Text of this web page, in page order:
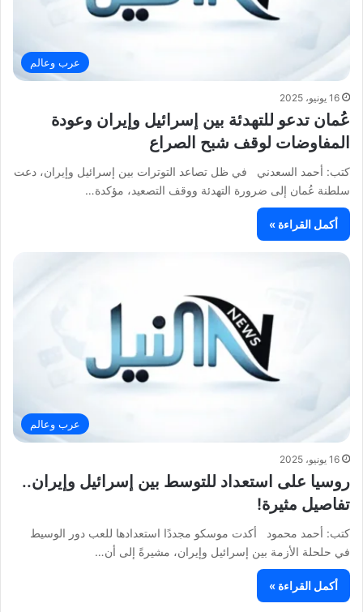
عرب وعالم
16 يونيو، 2025
عُمان تدعو للتهدئة بين إسرائيل وإيران وعودة
المفاوضات لوقف شبح الصراع
كتب: أحمد السعدني في ظل تصاعد التوترات بين إسرائيل وإيران، دعت
سلطنة عُمان إلى ضرورة التهدئة ووقف التصعيد، مؤكدة…
أكمل القراءة »
عرب وعالم
16 يونيو، 2025
روسيا على استعداد للتوسط بين إسرائيل وإيران..
تفاصيل مثيرة!
كتب: أحمد محمود أكدت موسكو مجددًا استعدادها للعب دور الوسيط
في حلحلة الأزمة بين إسرائيل وإيران، مشيرةً إلى أن…
أكمل القراءة »